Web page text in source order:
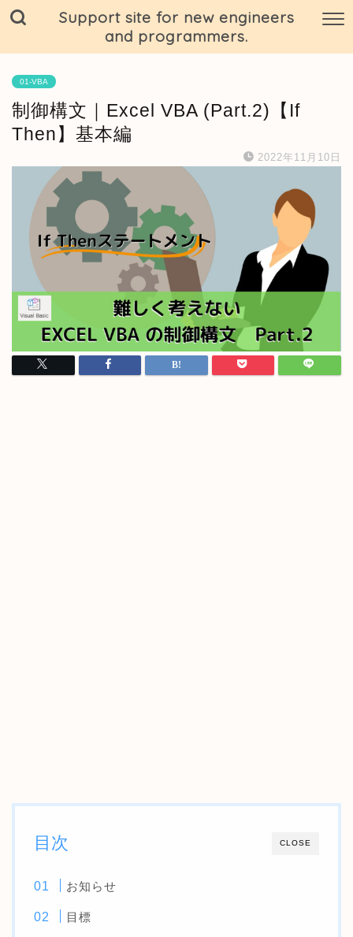
Support site for new engineers
and programmers.
01-VBA
制御構文｜Excel VBA (Part.2)【If
Then】基本編
2022年11月10日
CLOSE
目次
お知らせ
目標